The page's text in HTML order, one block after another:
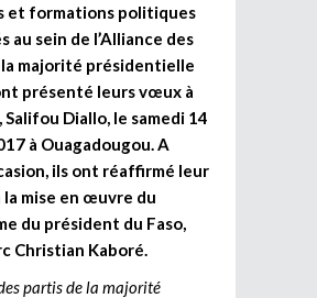
et formations politiques
au sein de l’Alliance des
majorité présidentielle
présenté leurs vœux à
Diallo, le samedi 14
à Ouagadougou. A
ils ont réaffirmé leur
la mise en œuvre du
du président du Faso,
Christian Kaboré.
partis de la majorité